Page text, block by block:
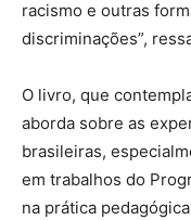
racismo e outras
discriminações”,
O livro, que
aborda sobre as
brasileiras,
em trabalhos do
na prática